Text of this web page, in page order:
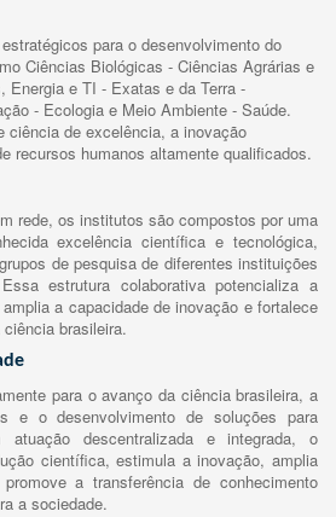
para o desenvolvimento do
Ciências Biológicas - Ciências Agrárias e
Energia e TI - Exatas e da Terra -
- Ecologia e Meio Ambiente - Saúde.
ciência de excelência, a inovação
recursos humanos altamente qualificados.
rede, os institutos são compostos por uma
excelência científica e tecnológica,
de pesquisa de diferentes instituições
estrutura colaborativa potencializa a
a capacidade de inovação e fortalece
brasileira.
para o avanço da ciência brasileira, a
e o desenvolvimento de soluções para
atuação descentralizada e integrada, o
científica, estimula a inovação, amplia
a transferência de conhecimento
a sociedade.